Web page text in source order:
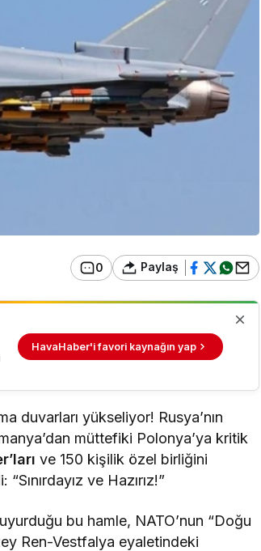
0 Paylaş
HavaHaber'i favori kaynağın yap
duvarları yükseliyor! Rusya’nın
müttefiki Polonya’ya kritik
ve 150 kişilik özel birliğini
ve Hazırız!”
bu hamle, NATO’nun “Doğu
Ren-Vestfalya eyaletindeki